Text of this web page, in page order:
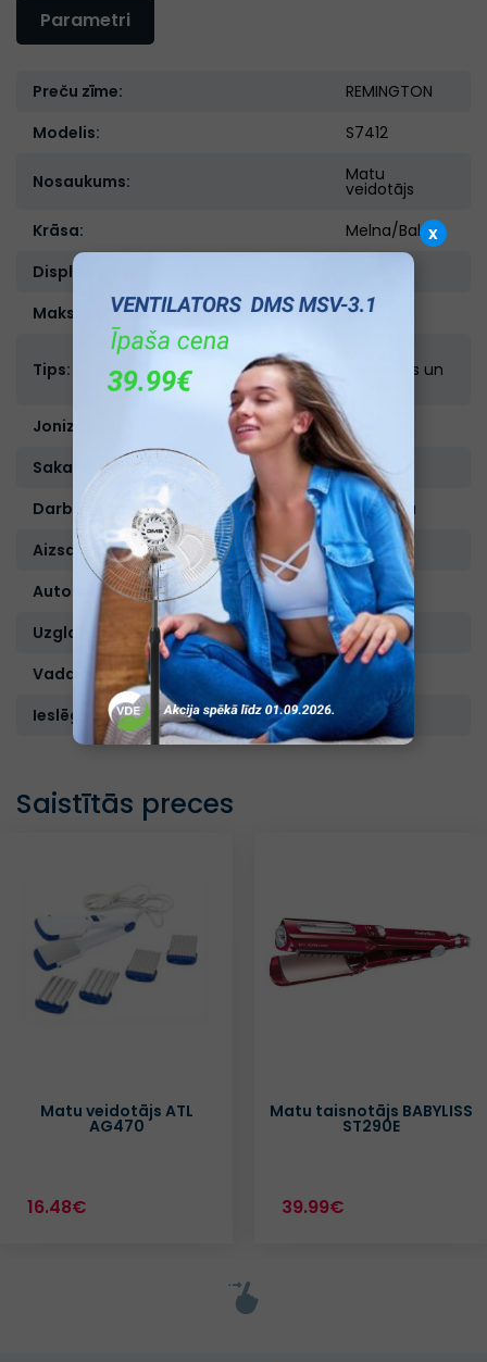
Parametri
Preču zīme:
REMINGTON
Modelis:
S7412
Nosaukums: Matu
veidotājs
Krāsa:
Melna/Balta
Displejs:
Maksimālā temperatūra:
230
Tips: taisnotājs un
Jonizācija:
Ir
Sakaršanas laiks, sek.:
15
Darba virsmas materiāls:
Keramika
Aizsardzība pret pārkaršanu:
Ir
Automātiskā atslēgšanās:
Nav
Uzglabāšanas soma:
Nav
Vada garums m;
Ieslēgšanās indikācija:
Saistītās preces
Matu veidotājs ATL
AG470
16.48€
Matu taisnotājs BABYLISS
ST290E
39.99€
x